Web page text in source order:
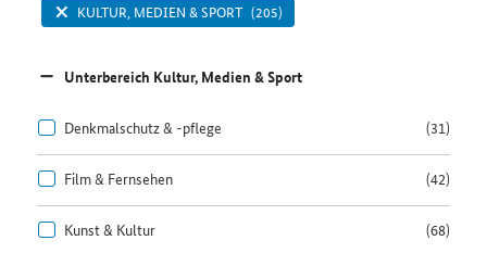
KULTUR, MEDIEN & SPORT (205)
Unterbereich Kultur, Medien & Sport
Denkmalschutz & -pflege (31)
Film & Fernsehen (42)
Kunst & Kultur (68)